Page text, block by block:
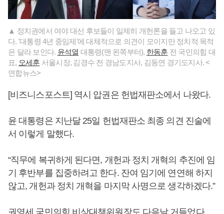
▲ 정치권에서 여야 대선 후보들이 일제히 개헌론을 들고 나오고 있
다. '대통령 4년 중임제'에 대체적으로 의견이 모이지만 정치적 목적
은 달라 보인다. 윤석열 대통령(맨 왼쪽부터), 한동훈 전 국민의힘 대
표, 오세훈 서울시장, 김경수 전 경남도지사, 김동연 경기도지사. <
연합뉴스>
[비즈니스포스트] 역시 압권은 헌법재판소에서 나왔다.
윤 대통령은 지난달 25일 헌법재판소 최종 의견 진술에
서 이렇게 말했다.
“직무에 복귀하게 된다면, 개헌과 정치 개혁의 추진에 임
기 후반부를 집중하려고 한다. 잔여 임기에 연연해 하지
않고, 개헌과 정치 개혁을 마지막 사명으로 생각하겠다.”
권영세 국민의힘 비상대책위원장도 다음날 거들었다.